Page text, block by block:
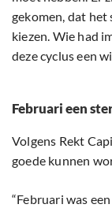
gekomen, dat het
kiezen. Wie had
deze cyclus een
Februari een
Volgens Rekt
goede kunnen
“Februari was